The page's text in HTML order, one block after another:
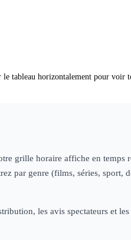
tableau horizontalement pour voir
grille horaire affiche en temps
genre (films, séries, sport,
les avis spectateurs et